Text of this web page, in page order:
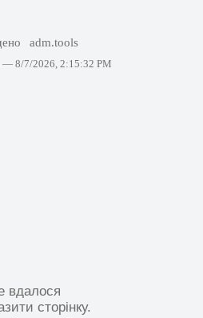
adm.tools
— 8/7/2026, 2:15:32 PM
вдалося
сторінку.